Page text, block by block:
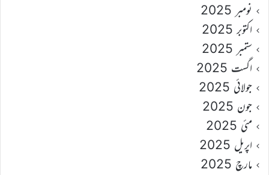
نومبر 2025
اکتوبر 2025
ستمبر 2025
اگست 2025
جولائی 2025
جون 2025
مئی 2025
اپریل 2025
مارچ 2025